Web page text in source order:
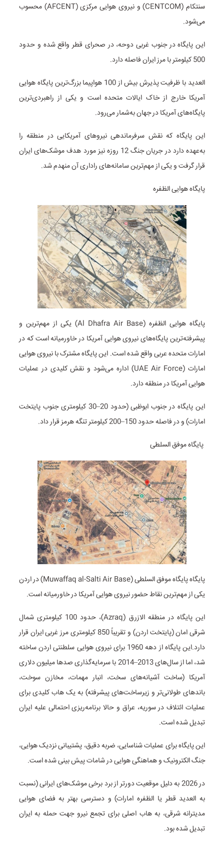
سنتکام (CENTCOM) و نیروی هوایی مرکزی (AFCENT) محسوب
می‌شود.
این پایگاه در جنوب غربی دوحه، در صحرای قطر واقع شده و حدود
500 کیلومتر با مرز ایران فاصله دارد.
العدید با ظرفیت پذیرش بیش از 100 هواپیما بزرگ‌ترین پایگاه هوایی
آمریکا خارج از خاک ایالات متحده است و یکی از راهبردی‌ترین
پایگاه‌های آمریکا در جهان به‌شمار می‌رود.
این پایگاه که نقش سرفرماندهی نیروهای آمریکایی در منطقه را
به‌عهده دارد در جریان جنگ 12 روزه نیز مورد هدف موشک‌های ایران
قرار گرفت و یکی از مهم‌ترین سامانه‌های راداری آن منهدم شد.
پایگاه هوایی الظفره
پایگاه هوایی الظفره (Al Dhafra Air Base) یکی از مهم‌ترین و
پیشرفته‌ترین پایگاه‌های نیروی هوایی آمریکا در خاورمیانه است که در
امارات متحده عربی واقع شده است. این پایگاه مشترک با نیروی هوایی
امارات (UAE Air Force) اداره می‌شود و نقش کلیدی در عملیات
هوایی آمریکا در منطقه دارد.
این پایگاه در جنوب ابوظبی (حدود 20–30 کیلومتری جنوب پایتخت
امارات) و در فاصله حدود 150–200 کیلومتر تنگه هرمز قرار داد.
پایگاه موفق السلطی
پایگاه پایگاه موفق السلطی (Muwaffaq al-Salti Air Base) در اردن
یکی از مهم‌ترین نقاط حضور نیروی هوایی آمریکا در خاورمیانه است.
این پایگاه در منطقه الازرق (Azraq)، حدود 100 کیلومتری شمال
شرقی امان (پایتخت اردن) و تقریباً 850 کیلومتری مرز غربی ایران قرار
دارد.این پایگاه از دهه 1960 برای نیروی هوایی سلطنتی اردن ساخته
شد، اما از سال‌های 2013–2014 با سرمایه‌گذاری صدها میلیون دلاری
آمریکا (ساخت آشیانه‌های سخت، انبار مهمات، مخازن سوخت،
باندهای طولانی‌تر و زیرساخت‌های پیشرفته) به یک هاب کلیدی برای
عملیات ائتلاف در سوریه، عراق و حالا برنامه‌ریزی احتمالی علیه ایران
تبدیل شده است.
این پایگاه برای عملیات شناسایی، ضربه دقیق، پشتیبانی نزدیک هوایی،
جنگ الکترونیک و هماهنگی هوایی در شامات پیش بینی شده است.
در 2026 به دلیل موقعیت دورتر از برد برخی موشک‌های ایرانی (نسبت
به العدید قطر یا الظفره امارات) و دسترسی بهتر به فضای هوایی
مدیترانه شرقی، به هاب اصلی برای تجمع نیرو جهت حمله به ایران
تبدیل شده بود.